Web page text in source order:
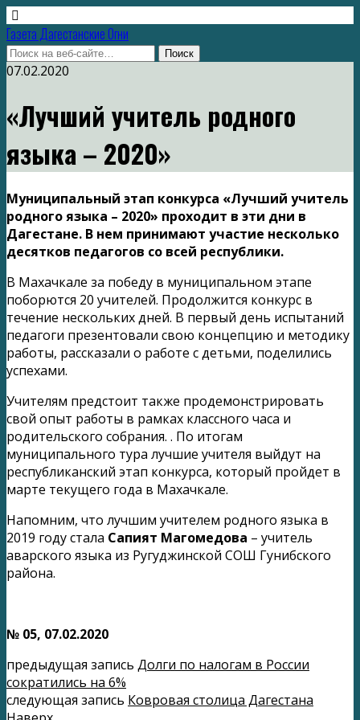
Газета Дагестанские Огни
07.02.2020
«Лучший учитель родного
языка – 2020»
Муниципальный этап конкурса «Лучший учитель
родного языка – 2020» проходит в эти дни в
Дагестане. В нем принимают участие несколько
десятков педагогов со всей республики.
В Махачкале за победу в муниципальном этапе
поборются 20 учителей. Продолжится конкурс в
течение нескольких дней. В первый день испытаний
педагоги презентовали свою концепцию и методику
работы, рассказали о работе с детьми, поделились
успехами.
Учителям предстоит также продемонстрировать
свой опыт работы в рамках классного часа и
родительского собрания. . По итогам
муниципального тура лучшие учителя выйдут на
республиканский этап конкурса, который пройдет в
марте текущего года в Махачкале.
Напомним, что лучшим учителем родного языка в
2019 году стала Сапият Магомедова – учитель
аварского языка из Ругуджинской СОШ Гунибского
района.
№ 05, 07.02.2020
предыдущая запись Долги по налогам в России
сократились на 6%
следующая запись Ковровая столица Дагестана